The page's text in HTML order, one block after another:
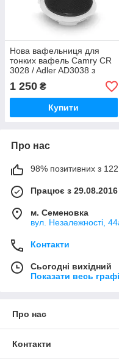
Нова вафельниця для
тонких вафель Camry CR
3028 / Adler AD3038 з
Європи з гарантією
1 250 ₴
Купити
Про нас
98% позитивних з 122
Працює з 29.08.2016
м. Семеновка
вул. Незалежності,
Контакти
Сьогодні вихідний
Показати весь
Про нас
Контакти